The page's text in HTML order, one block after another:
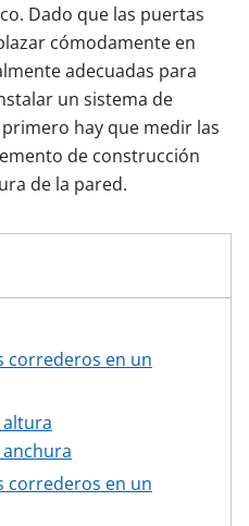
Dado que las puertas
cómodamente en
adecuadas para
un sistema de
hay que medir las
de construcción
de la pared.
correderos en un
correderos en un